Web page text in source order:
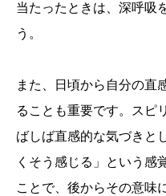
当たったときは、深呼吸
う。
また、日頃から自分の直
ることも重要です。スピ
ばしば直感的な気づきと
くそう感じる」という感
ことで、後からその意味